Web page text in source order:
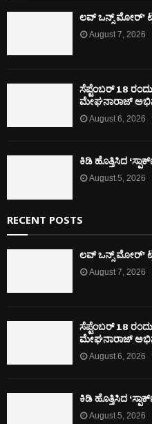
ಲವ್ ಒನ್ಸ್ ಮೋರ್’
August 7, 2026
ಸೆಪ್ಟೆಂಬರ್ 18
ಮೇಘನಾರಾಜ್
August 6, 2026
ಕಿಡಿ‌‌ ಹೊತ್ತಿಸಿದ
August 5, 2026
RECENT POSTS
ಲವ್ ಒನ್ಸ್ ಮೋರ್’
August 7, 2026
ಸೆಪ್ಟೆಂಬರ್ 18
ಮೇಘನಾರಾಜ್
August 6, 2026
ಕಿಡಿ‌‌ ಹೊತ್ತಿಸಿದ
August 5, 2026